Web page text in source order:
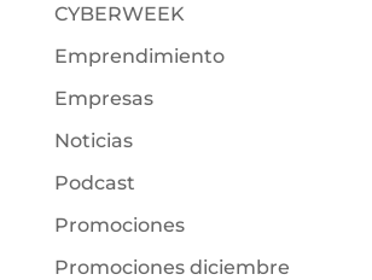
CYBERWEEK
Emprendimiento
Empresas
Noticias
Podcast
Promociones
Promociones diciembre